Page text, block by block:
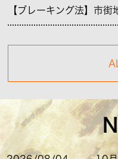
【ブレーキング法】市